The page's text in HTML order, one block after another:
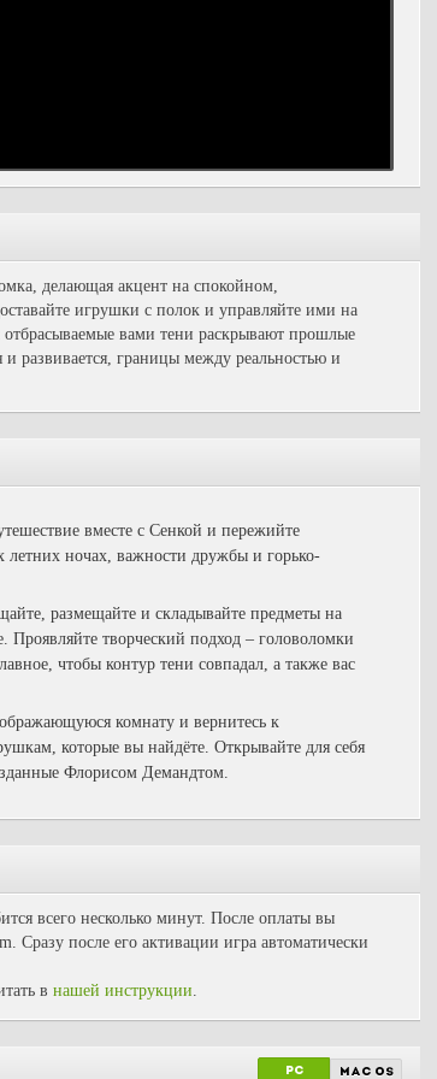
делающая акцент на спокойном,
игрушки с полок и управляйте ими на
отбрасываемые вами тени раскрывают прошлые
развивается, границы между реальностью и
вместе с Сенкой и пережийте
ночах, важности дружбы и горько-
размещайте и складывайте предметы на
Проявляйте творческий подход – головоломки
чтобы контур тени совпадал, а также вас
комнату и вернитесь к
которые вы найдёте. Открывайте для себя
Флорисом Демандтом.
всего несколько минут. После оплаты вы
Сразу после его активации игра автоматически
в нашей инструкции.
PC mac os